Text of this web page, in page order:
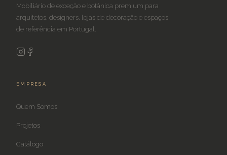
Mobiliário de exceção e botânica premium para
arquitetos, designers, lojas de decoração e espaços
de referência em Portugal.
EMPRESA
Quem Somos
Projetos
Catálogo